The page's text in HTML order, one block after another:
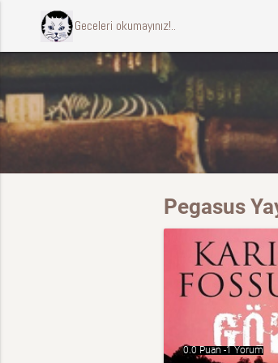
ccccci Geceleri okumayınız!..
Pegasus
0.0 Puan -1 Yorum